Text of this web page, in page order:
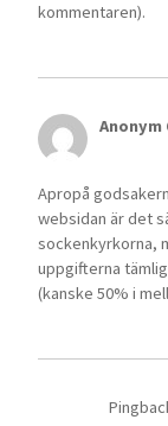
kommentaren).
Anonym
Apropå
websidan är det
sockenkyrkorna,
uppgifterna
(kanske 50% i